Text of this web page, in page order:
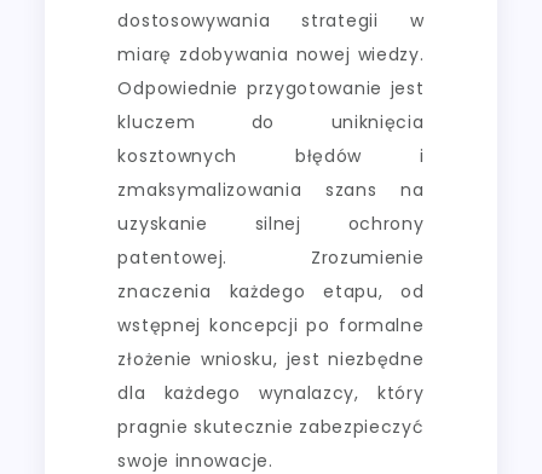
dostosowywania strategii w
miarę zdobywania nowej wiedzy.
Odpowiednie przygotowanie jest
kluczem do uniknięcia
kosztownych błędów i
zmaksymalizowania szans na
uzyskanie silnej ochrony
patentowej. Zrozumienie
znaczenia każdego etapu, od
wstępnej koncepcji po formalne
złożenie wniosku, jest niezbędne
dla każdego wynalazcy, który
pragnie skutecznie zabezpieczyć
swoje innowacje.